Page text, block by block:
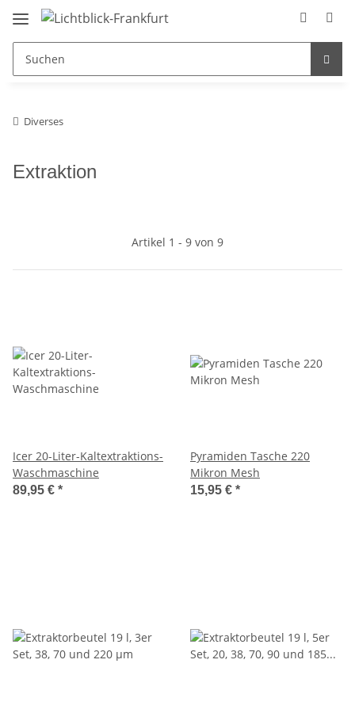
Diverses
Extraktion
Artikel 1 - 9 von 9
Icer 20-Liter-Kaltextraktions-
Waschmaschine
89,95 € *
Pyramiden Tasche 220
Mikron Mesh
15,95 € *